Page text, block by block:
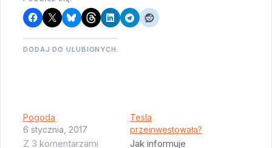
DODAJ DO ULUBIONYCH:
Pogoda
6 stycznia, 2017
Z 3 komentarzami
Tesla
przeinwestowała?
Jak informuje